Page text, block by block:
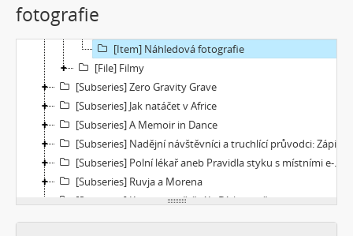
fotografie[File] Náhledy
[Item] Náhledová fotografie
[File] Filmy
[Subseries] Zero Gravity Grave
[Subseries] Jak natáčet v Africe
[Subseries] A Memoir in Dance
[Subseries] Nadějní návštěvníci a truchlící průvodci: Zápisky z cestovního deníku temného turisty
[Subseries] Polní lékař aneb Pravidla styku s místními e-dívkami
[Subseries] Ruvja a Morena
[Subseries] Krajina opuštění I.: Dívka s bičem
[Subseries] Říká se, že nejdelší sen trvá 45 minut